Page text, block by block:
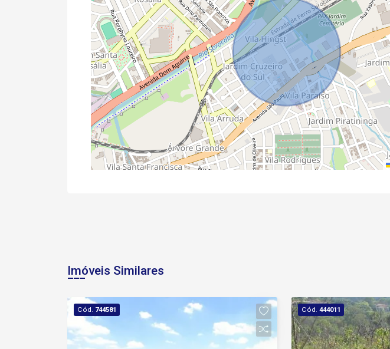
Imóveis Similares
Cód. 744581 Cód. 444011